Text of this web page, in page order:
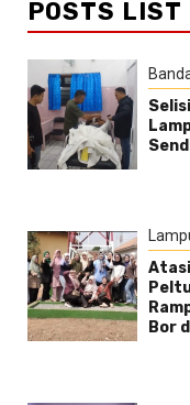
POSTS LIST
Bor